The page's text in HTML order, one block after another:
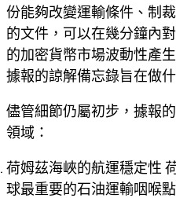
份能夠改變運輸條件、制
的文件，可以在幾分鐘內對
的加密貨幣市場波動性產
據報的諒解備忘錄旨在做
儘管細節仍屬初步，據報
領域：
荷姆茲海峽的航運穩定性
球最重要的石油運輸咽喉